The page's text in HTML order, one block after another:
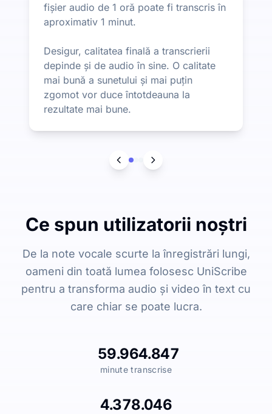
fișier audio de 1 oră poate fi transcris în
aproximativ 1 minut.
Desigur, calitatea finală a transcrierii
depinde și de audio în sine. O calitate
mai bună a sunetului și mai puțin
zgomot vor duce întotdeauna la
rezultate mai bune.
Ce spun utilizatorii noștri
De la note vocale scurte la înregistrări lungi,
oameni din toată lumea folosesc UniScribe
pentru a transforma audio și video în text cu
care chiar se poate lucra.
59.964.847
minute transcrise
4.378.046